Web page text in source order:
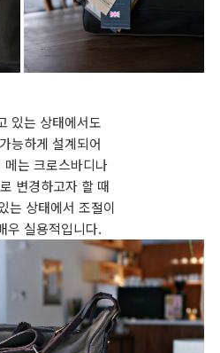
있는 상태에서도
능하게 설계되어
메는 크로스바디나
변경하고자 할 때
는 상태에서 조절이
우 실용적입니다.